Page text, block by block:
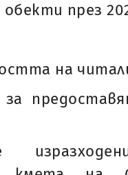
през
на